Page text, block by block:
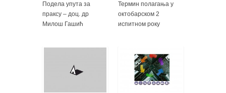
Подела упута за
праксу – доц. др
Милош Гашић
Термин полагања у
октобарском 2
испитном року